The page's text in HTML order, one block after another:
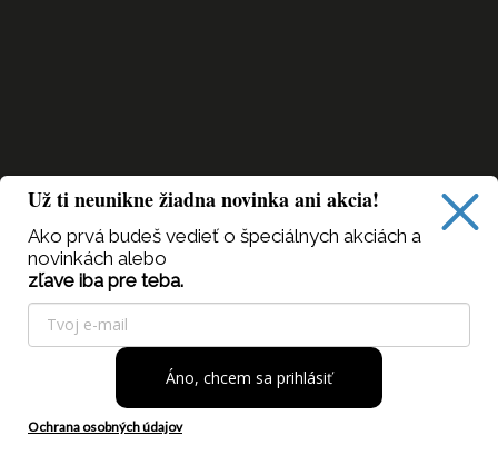
Tento web používa súbory cookie. Ďalším prechádzaním
tohto webu vyjadrujete súhlas s ich používaním. Viac
Sledovať na Instagrame
Copyright 2026 . Všetky práva vyhradené.
Už ti neunikne žiadna novinka ani akcia!
Ako prvá budeš vedieť o špeciálnych akciách a
novinkách alebo
zľave iba pre teba.
Áno, chcem sa prihlásiť
Ochrana osobných údajov